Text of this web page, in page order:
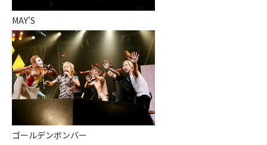
MAY'S
ゴールデンボンバー